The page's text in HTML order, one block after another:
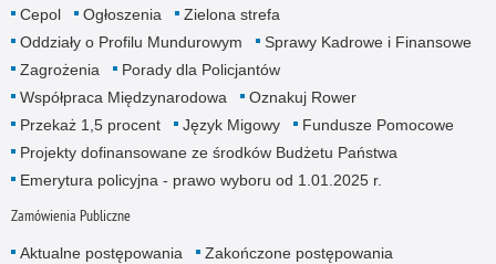
Cepol
Ogłoszenia
Zielona strefa
Oddziały o Profilu Mundurowym
Sprawy Kadrowe i Finansowe
Zagrożenia
Porady dla Policjantów
Współpraca Międzynarodowa
Oznakuj Rower
Przekaż 1,5 procent
Język Migowy
Fundusze Pomocowe
Projekty dofinansowane ze środków Budżetu Państwa
Emerytura policyjna - prawo wyboru od 1.01.2025 r.
Zamówienia Publiczne
Aktualne postępowania
Zakończone postępowania